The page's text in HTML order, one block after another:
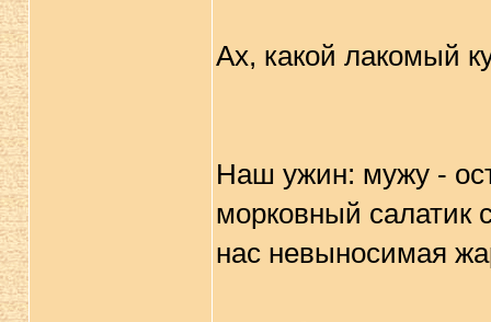
Ах, какой лакомый
Наш ужин: мужу -
морковный салатик
нас невыносимая